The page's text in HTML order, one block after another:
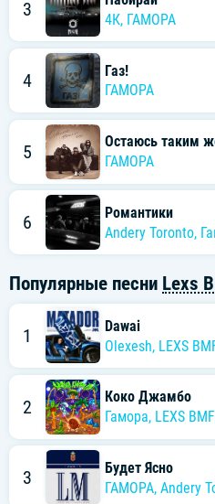
3
4К, ГАМОРА
4
Газ!
ГАМОРА
5
Остаюсь таким
ГАМОРА
6
Романтики
Andery Toronto,
Популярные песни Lexs
1
Dawai
Olexesh, LEXS
2
Коко Джамбо
Гамора, LEXS BMF
3
Будет Ясно
ГАМОРА, Andery